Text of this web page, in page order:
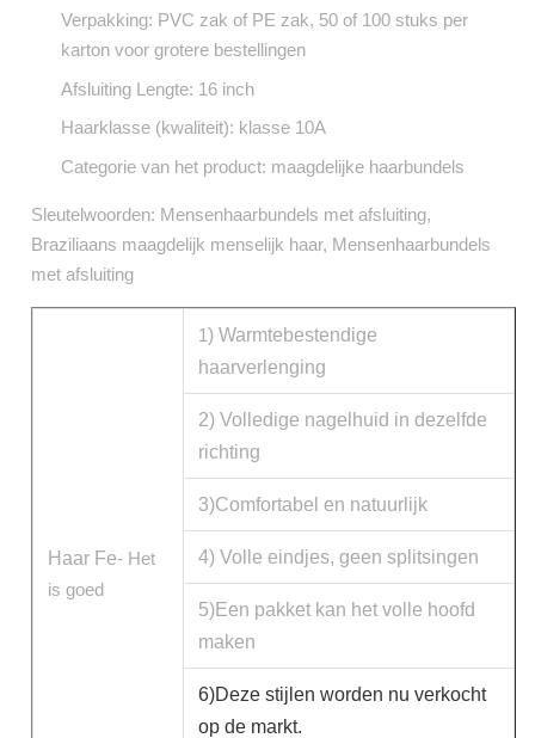
Verpakking: PVC zak of PE zak, 50 of 100 stuks per
karton voor grotere bestellingen
Afsluiting Lengte: 16 inch
Haarklasse (kwaliteit): klasse 10A
Categorie van het product: maagdelijke haarbundels
Sleutelwoorden: Mensenhaarbundels met afsluiting,
Braziliaans maagdelijk menselijk haar, Mensenhaarbundels
met afsluiting
Haar Fe- Het
is goed
1) Warmtebestendige
haarverlenging
2) Volledige nagelhuid in dezelfde
richting
3)Comfortabel en natuurlijk
4) Volle eindjes, geen splitsingen
5)Een pakket kan het volle hoofd
maken
6)Deze stijlen worden nu verkocht
op de markt.